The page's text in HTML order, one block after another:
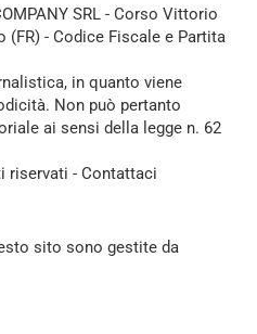
SRL - Corso Vittorio
(FR) - Codice Fiscale e Partita
in quanto viene
Non può pertanto
ai sensi della legge n. 62
riservati - Contattaci
sito sono gestite da